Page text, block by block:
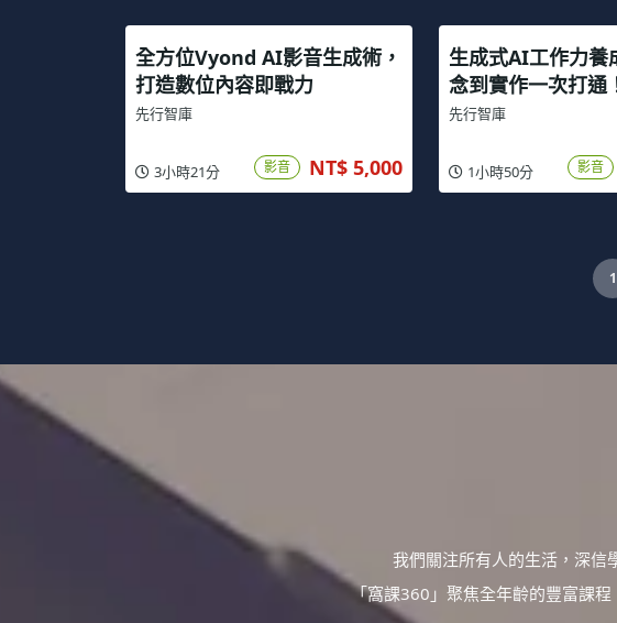
全方位Vyond AI影音生成術，
打造數位內容即戰力
先行智庫
3小時21分 影音 NT$ 5,000
生成式AI工作力養
念到實作一次打通
先行智庫
1小時50分 影音
1
我們關注所有人的生活，深信
「窩課360」聚焦全年齡的豐富課